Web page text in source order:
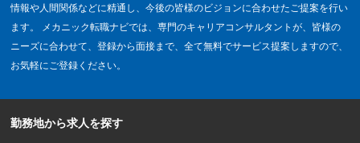
情報や人間関係などに精通し、今後の皆様のビジョンに合わせたご提案を行い
ます。 メカニック転職ナビでは、専門のキャリアコンサルタントが、皆様の
ニーズに合わせて、登録から面接まで、全て無料でサービス提案しますので、
お気軽にご登録ください。
勤務地から求人を探す